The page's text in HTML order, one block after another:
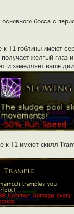
босса с
к Т1 гоблины имеют
получает желтый
и замедляет ваше
к Т1 имеют скилл